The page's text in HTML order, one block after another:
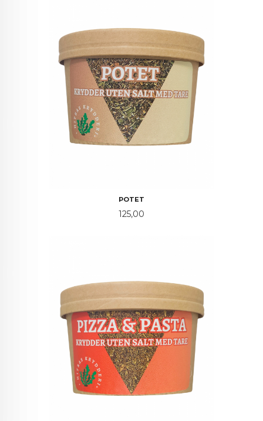
POTET
Pris
125,00